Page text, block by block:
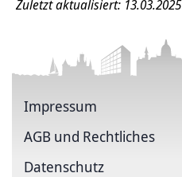
Zuletzt aktualisiert: 13.03.2025
Impressum
AGB und Rechtliches
Datenschutz